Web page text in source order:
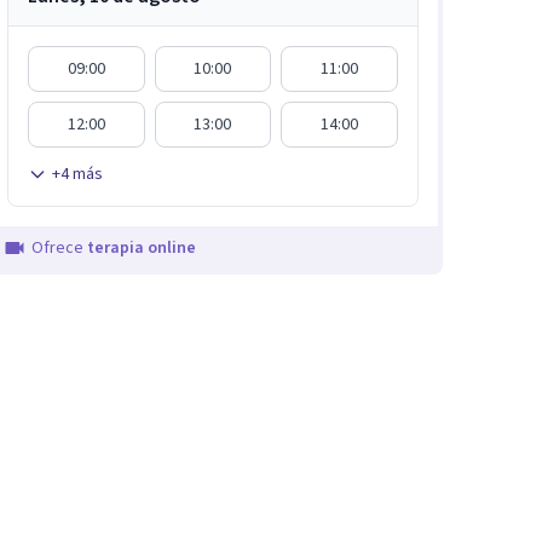
09:00 10:00 11:00
12:00 13:00 14:00
+4más
Ofrece terapia online